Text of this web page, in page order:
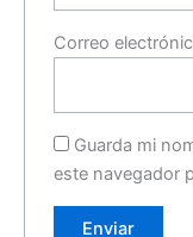
Correo
Guarda mi
este navegador